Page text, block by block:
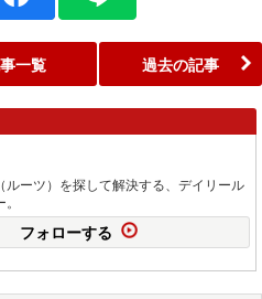
一覧 過去の記事
ルーツ）を探して解決する、デイリール
フォローする